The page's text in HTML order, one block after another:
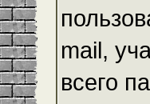
mail,
всего